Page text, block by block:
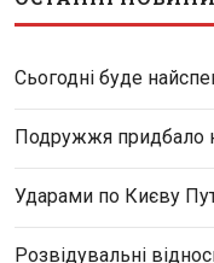
Сьогодні буде
Подружжя придбало
Ударами по Києву
Розвідувальні